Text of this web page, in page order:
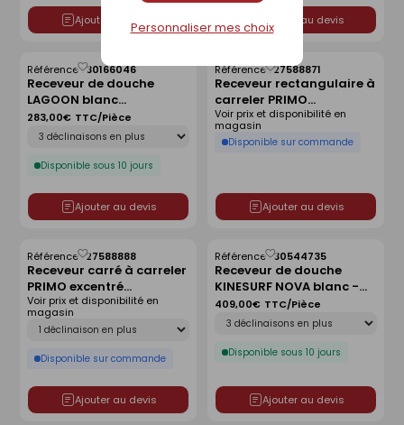
Personnaliser mes choix
Ajouter au devis Ajouter au devis
Receveur de douche
LAGOON blanc
antidérapant - 80 x 80
cm
Référence :30166046
Disponible sous 10 jours
283,00€ TTC/Pièce
Ajouter au devis
Enregistrer
comme
liste
Receveur rectangulaire à
carreler PRIMO
polystyrène extrudé
centré haut.4cm
larg.90cm long.140cm
Référence :27588871
Disponible sur commande
Voir prix et disponibilité en
magasin
Ajouter au devis
Enregistrer
comme
liste
Receveur carré à carreler
PRIMO excentré
polystyrène extrudé
haut.4cm larg.120cm
long.120cm
Référence :27588888
Déclinaison
Disponible sur commande
Voir prix et disponibilité en
magasin
Ajouter au devis
Enregistrer
comme
liste
Receveur de douche
KINESURF NOVA blanc -
140x90 cm
Référence :30544735
Disponible sous 10 jours
409,00€ TTC/Pièce
Ajouter au devis
Enregistrer
comme
liste